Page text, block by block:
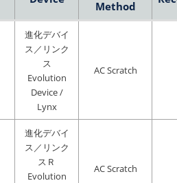
Method
進化デバイ
ス／リンク
ス
Evolution
Device /
Lynx
AC Scratch
進化デバイ
ス／リンク
スＲ
Evolution
AC Scratch